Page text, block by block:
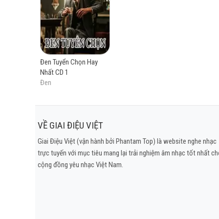
Cô Gái Bàn Bên
Ghé Thăm
Vợ Chồng A Phủ
Dưới Hiên Nhà
Diễn Viên Tồi
Lối Nhỏ
Giọt Sương Trên Mi Mắt Remake
Đố Em Biết Anh Đang Nghĩ Gì
Cảm Ơn
Đen Tuyển Chọn Hay
Nhất CD 1
Đen
VỀ GIAI ĐIỆU VIỆT
Giai Điệu Việt (vận hành bởi Phantam Top) là website nghe nhạc
trực tuyến với mục tiêu mang lại trải nghiệm âm nhạc tốt nhất
cộng đồng yêu nhạc Việt Nam.